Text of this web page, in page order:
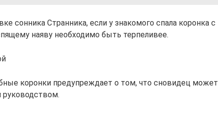
сонника Странника, если у знакомого спала коронка с
наяву необходимо быть терпеливее.
коронки предупреждает о том, что сновидец может
руководством.